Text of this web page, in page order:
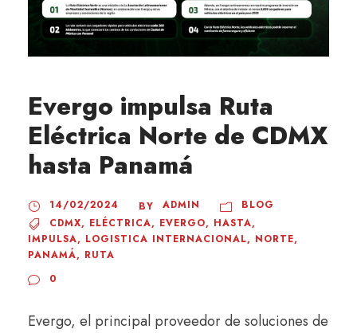
Evergo impulsa Ruta
Eléctrica Norte de CDMX
hasta Panamá
14/02/2024 BY ADMIN
BLOG
CDMX, ELÉCTRICA, EVERGO, HASTA,
IMPULSA, LOGISTICA INTERNACIONAL, NORTE,
PANAMÁ, RUTA
0
Evergo, el principal proveedor de soluciones de